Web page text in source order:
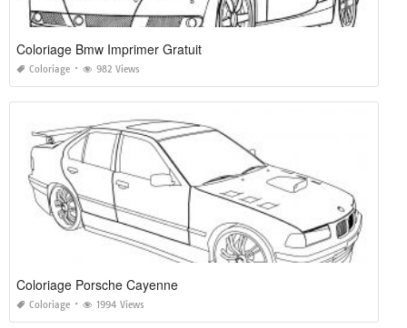
Coloriage Bmw Imprimer Gratuit
Coloriage 982 Views
Coloriage Porsche Cayenne
Coloriage 1994 Views